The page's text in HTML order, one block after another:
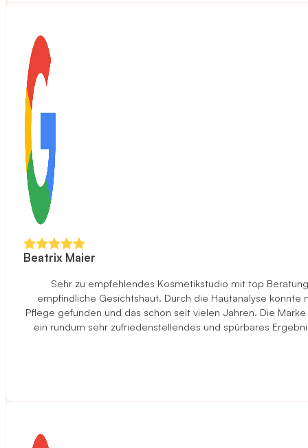
Beatrix Maier
Sehr zu empfehlendes Kosmetikstudio mit top
empfindliche Gesichtshaut. Durch die Hautanalyse
Pflege gefunden und das schon seit vielen Jahren. Die
ein rundum sehr zufriedenstellendes und spürbares